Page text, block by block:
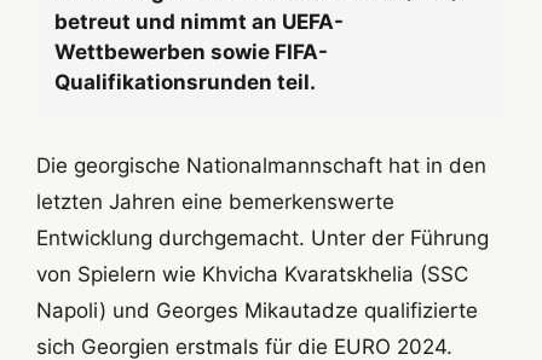
betreut und nimmt an UEFA-
Wettbewerben sowie FIFA-
Qualifikationsrunden teil.
Die georgische Nationalmannschaft hat in den
letzten Jahren eine bemerkenswerte
Entwicklung durchgemacht. Unter der Führung
von Spielern wie Khvicha Kvaratskhelia (SSC
Napoli) und Georges Mikautadze qualifizierte
sich Georgien erstmals für die EURO 2024.